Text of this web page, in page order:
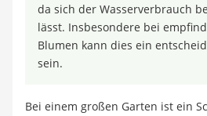
da sich der Wasserverbrauch
lässt. Insbesondere bei
Blumen kann dies ein
sein.
Bei einem großen Garten ist ein